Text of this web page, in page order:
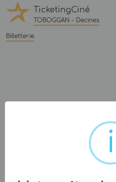
TicketingCiné
TOBOGGAN - Decines
Billetterie